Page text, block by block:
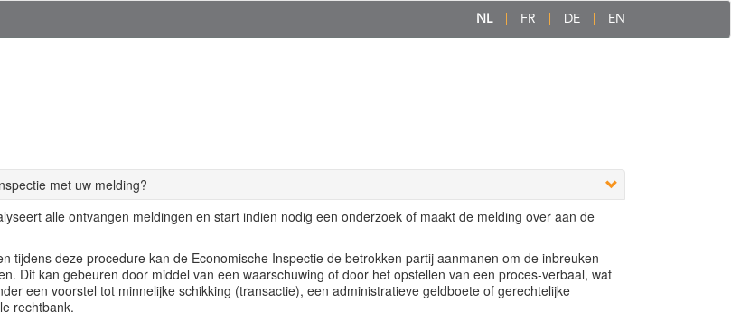
NL FR DE EN
met uw melding?
alle ontvangen meldingen en start indien nodig een onderzoek of maakt de melding over aan de
tijdens deze procedure kan de Economische Inspectie de betrokken partij aanmanen om de inbreuken
Dit kan gebeuren door middel van een waarschuwing of door het opstellen van een proces-verbaal, wat
een voorstel tot minnelijke schikking (transactie), een administratieve geldboete of gerechtelijke
rechtbank.